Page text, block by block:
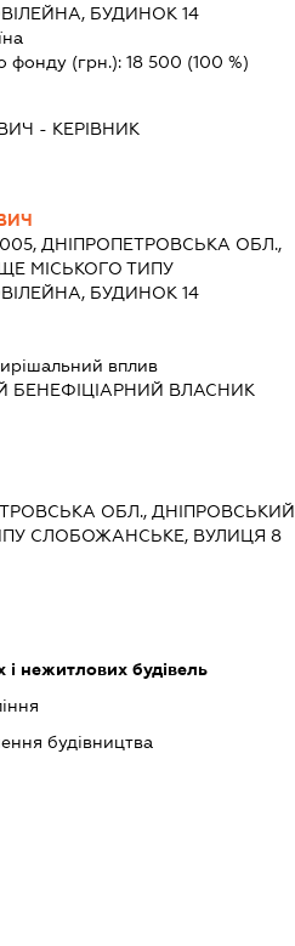
БУДИНОК 14
фонду (грн.): 18 500 (100 %)
- КЕРІВНИК
ДНІПРОПЕТРОВСЬКА ОБЛ.,
МІСЬКОГО ТИПУ
БУДИНОК 14
вплив
БЕНЕФІЦІАРНИЙ ВЛАСНИК
ОБЛ., ДНІПРОВСЬКИЙ
СЛОБОЖАНСЬКЕ, ВУЛИЦЯ 8
нежитлових будівель
будівництва